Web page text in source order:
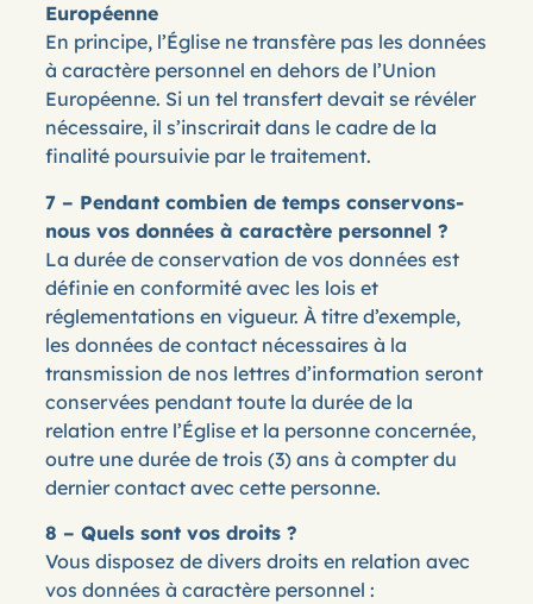
Européenne
En principe, l’Église ne transfère pas les données
à caractère personnel en dehors de l’Union
Européenne. Si un tel transfert devait se révéler
nécessaire, il s’inscrirait dans le cadre de la
finalité poursuivie par le traitement.
7 – Pendant combien de temps conservons-
nous vos données à caractère personnel ?
La durée de conservation de vos données est
définie en conformité avec les lois et
réglementations en vigueur. À titre d’exemple,
les données de contact nécessaires à la
transmission de nos lettres d’information seront
conservées pendant toute la durée de la
relation entre l’Église et la personne concernée,
outre une durée de trois (3) ans à compter du
dernier contact avec cette personne.
8 – Quels sont vos droits ?
Vous disposez de divers droits en relation avec
vos données à caractère personnel :